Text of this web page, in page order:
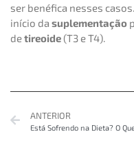
ser benéfica nesses
início da suplementação
detireoide(T3 e T4).
ANTERIOR